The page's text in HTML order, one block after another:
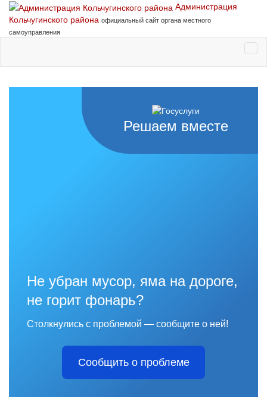
Администрация
Кольчугинского района официальный сайт органа местного
самоуправления
Решаем вместе
Не убран мусор, яма на дороге,
не горит фонарь?
Столкнулись с проблемой — сообщите о ней!
Сообщить о проблеме